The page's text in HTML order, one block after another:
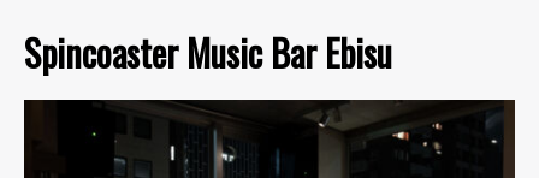
Spincoaster Music Bar Ebisu